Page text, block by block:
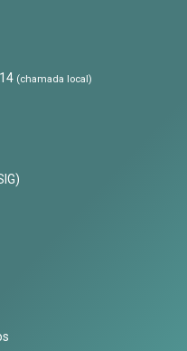
(chamada local)